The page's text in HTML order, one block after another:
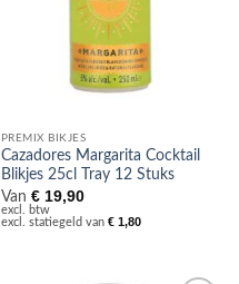
PREMIX BIKJES
Cazadores Margarita Cocktail
Blikjes 25cl Tray 12 Stuks
Van €19,90
excl. btw
excl. statiegeld van €1,80